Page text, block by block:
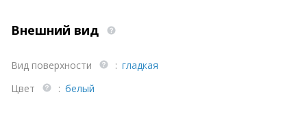
Внешний вид
Вид поверхности : гладкая
Цвет
: белый